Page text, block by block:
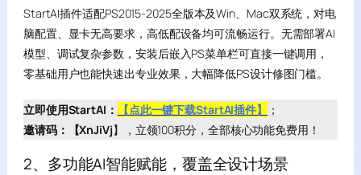
StartAI插件适配PS2015-2025全版本及Win、Mac双系统，对电
脑配置、显卡无高要求，高低配设备均可流畅运行。无需部署AI
模型、调试复杂参数，安装后嵌入PS菜单栏可直接一键调用，
零基础用户也能快速出专业效果，大幅降低PS设计修图门槛。
立即使用StartAI： 【点此一键下载StartAI插件】
；
邀请码：【XnJiVj】，立领100积分，全部核心功能免费用！
2、多功能AI智能赋能，覆盖全设计场景